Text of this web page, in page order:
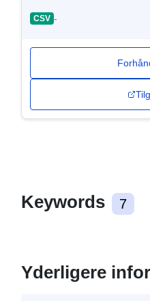
CSV -
Keywords 7
Yderligere